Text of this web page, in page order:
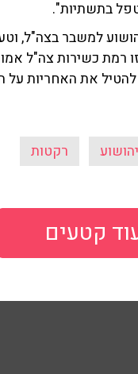
בתשתיות".
למשבר בצה"ל,
רמת כשירות צה"ל
להטיל את האחריות על
רקטות
קטעים